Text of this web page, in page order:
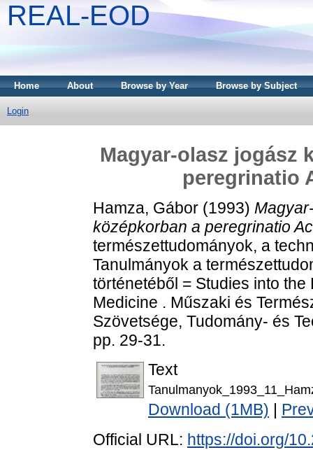
REAL-EOD
Home About Browse by Year Browse by Subject
Login
Magyar-olasz jogász
peregrinatio
Hamza, Gábor (1993)
középkorban a peregrinatio
természettudományok, a
Tanulmányok a
történetéből = Studies into
Medicine . Műszaki és
Szövetsége, Tudomány- és
pp. 29-31.
Text
Download (1MB)
Official URL: https://doi.org/